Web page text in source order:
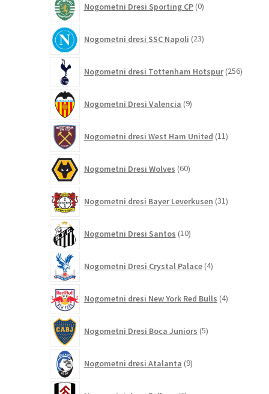
Nogometni Dresi Sporting CP 0izdelkov
Nogometni dresi SSC Napoli 23izdelkov
Nogometni dresi Tottenham Hotspur 256
Nogometni Dresi Valencia 9izdelkov
Nogometni dresi West Ham United 11izdelkov
Nogometni Dresi Wolves 60izdelkov
Nogometni dresi Bayer Leverkusen 31izdelkov
Nogometni Dresi Santos 10izdelkov
Nogometni Dresi Crystal Palace 4izdelki
Nogometni dresi New York Red Bulls 4izdelki
Nogometni Dresi Boca Juniors 5izdelkov
Nogometni dresi Atalanta 9izdelkov